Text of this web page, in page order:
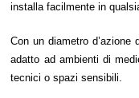
installa facilmente in
Con un diametro
adatto ad ambienti di
tecnici o spazi sensibili.